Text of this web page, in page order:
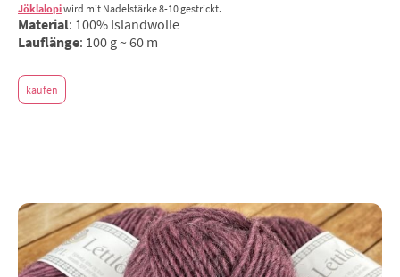
Jöklalopiwird mit Nadelstärke 8-10 gestrickt.
Material: 100% Islandwolle
Lauflänge: 100 g ~ 60 m
kaufen